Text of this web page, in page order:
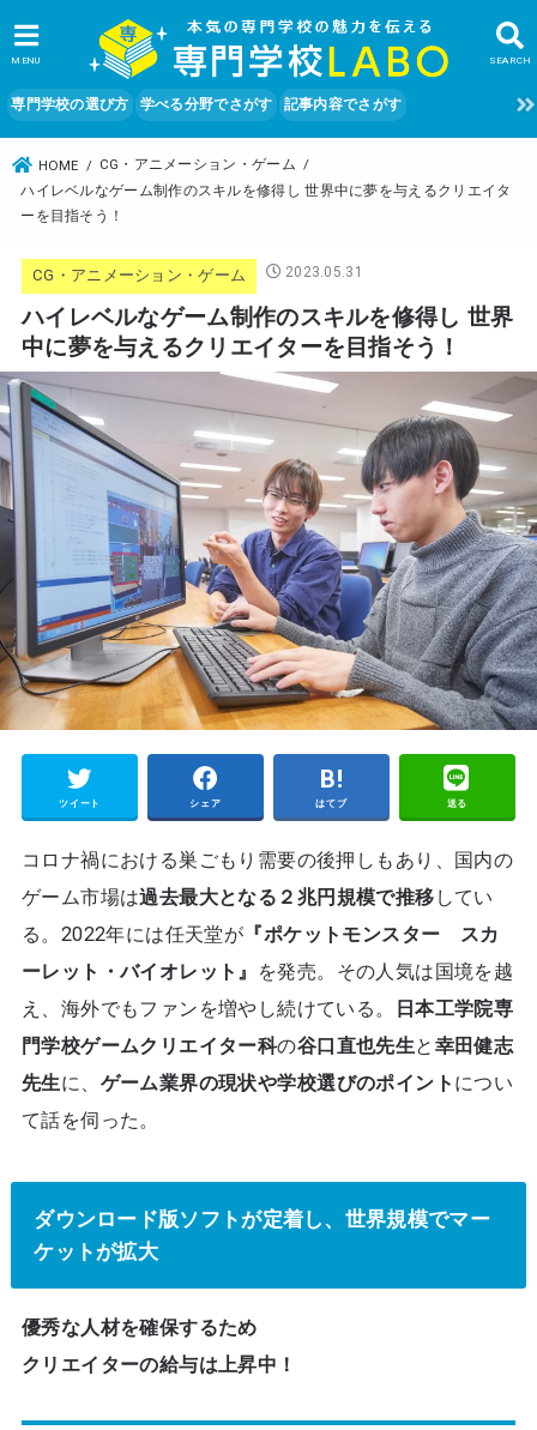
SEARCH
MENU
専門学校の選び方 学べる分野でさがす 記事内容でさがす
HOME
CG・アニメーション・ゲーム
ハイレベルなゲーム制作のスキルを修得し 世界中に夢を与えるクリエイタ
ーを目指そう！
CG・アニメーション・ゲーム 2023.05.31
ハイレベルなゲーム制作のスキルを修得し 世界
中に夢を与えるクリエイターを目指そう！
ツイート シェア はてブ 送る
コロナ禍における巣ごもり需要の後押しもあり、国内の
ゲーム市場は過去最大となる２兆円規模で推移 してい
る。2022年には任天堂が 『ポケットモンスター スカ
ーレット・バイオレット』
を発売。その人気は国境を越
え、海外でもファンを増やし続けている。
日本工学院専
門学校ゲームクリエイター科の谷口直也先生と 幸田健志
先生に、 ゲーム業界の現状や学校選びのポイント につい
て話を伺った。
ダウンロード版ソフトが定着し、世界規模でマー
ケットが拡大
優秀な人材を確保するため
クリエイターの給与は上昇中！